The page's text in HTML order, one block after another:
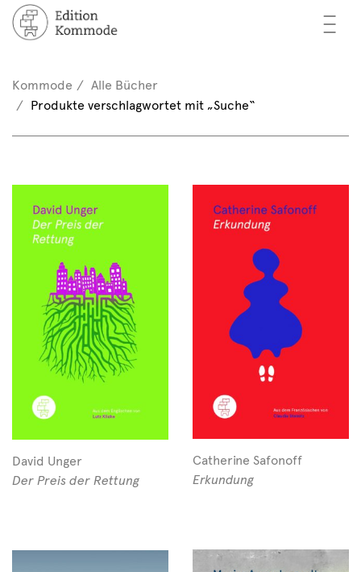
—
—
—
/ Registrieren
(0)
Kommode
Alle Bücher
Produkte verschlagwortet mit „Suche“
David Unger
Der Preis der Rettung
Catherine Safonoff
Erkundung